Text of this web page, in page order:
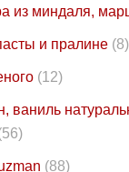
из миндаля,
и пралине (8)
(12)
ваниль
(88)